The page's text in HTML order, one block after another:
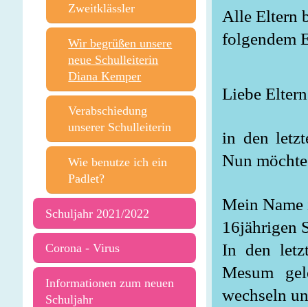
Alle Eltern
folgendem
Liebe
in den
Nun
Mein Name
16jährigen
In den
Mesum
wechseln
Zweitklässler
Wir begrüßen unsere
neue Schulleiterin
Diana Kemper
Verabschiedung
unserer Schulleiterin
Wie benutze ich ein
Padlet?
Schuljahr 2021/2022
Corona - Virus
Informationen zum neuen
Schuljahr